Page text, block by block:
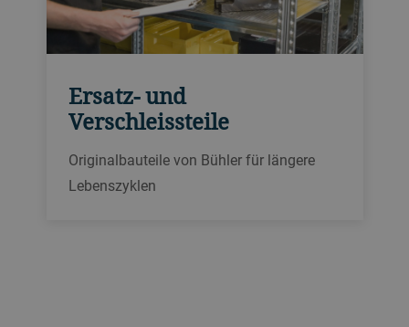
Ersatz- und
Verschleissteile
Originalbauteile von Bühler für längere
Lebenszyklen